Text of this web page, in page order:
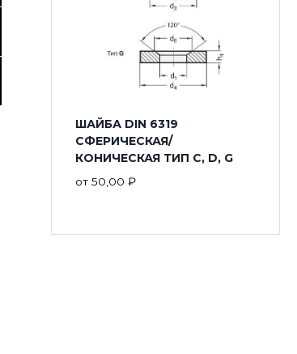
ШАЙБА DIN 6319
СФЕРИЧЕСКАЯ/
КОНИЧЕСКАЯ ТИП С, D, G
от 50,00 ₽